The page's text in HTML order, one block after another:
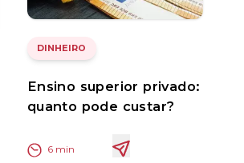
DINHEIRO
Ensino superior privado:
quanto pode custar?
6 min